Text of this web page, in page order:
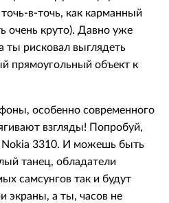
в-точь, как карманный
очень круто). Давно уже
ты рисковал выглядеть
прямоугольный объект к
особенно современного
взгляды! Попробуй,
Nokia 3310. И можешь быть
танец, обладатели
самсунгов так и будут
экраны, а ты, часов не